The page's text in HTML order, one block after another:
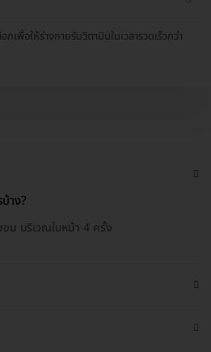
เพื่อให้ร่างกายรับวิตามินในเวลารวดเร็วกว่า
าง?
น บริเวณใบหน้า 4 ครั้ง